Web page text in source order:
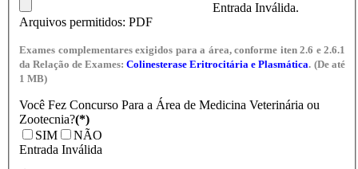
Entrada Inválida.
Arquivos permitidos: PDF
Exames complementares exigidos para a área, conforme iten 2.6 e 2.6.1
da Relação de Exames: Colinesterase Eritrocitária e Plasmática. (De até
1 MB)
Você Fez Concurso Para a Área de Medicina Veterinária ou
Zootecnia?(*)
SIM
NÃO
Entrada Inválida